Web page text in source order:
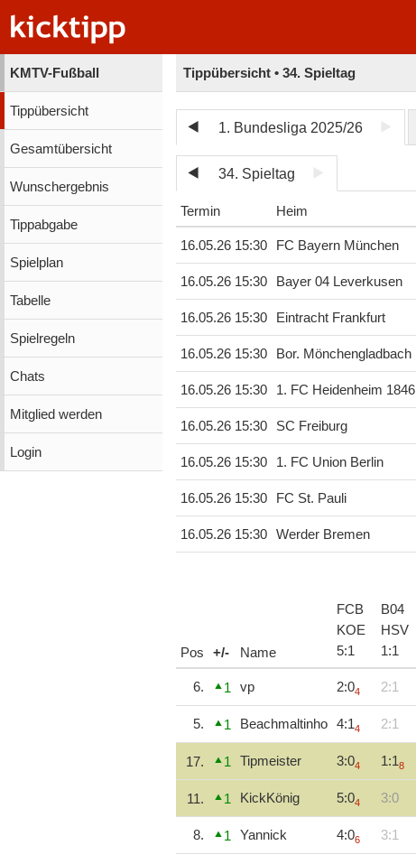
KMTV-Fußball
Tippübersicht
Gesamtübersicht
Wunschergebnis
Tippabgabe
Spielplan
Tabelle
Spielregeln
Chats
Mitglied werden
Login
Tippübersicht • 34. Spieltag
1. Bundesliga 2025/26
34. Spieltag
Termin Heim
16.05.26 15:30 FC Bayern München
16.05.26 15:30 Bayer 04 Leverkusen
16.05.26 15:30 Eintracht Frankfurt
16.05.26 15:30 Bor. Mönchengladbach
16.05.26 15:30 1. FC Heidenheim 1846
16.05.26 15:30 SC Freiburg
16.05.26 15:30 1. FC Union Berlin
16.05.26 15:30 FC St. Pauli
16.05.26 15:30 Werder Bremen
Pos +/- Name
FCB
KOE
5:1
B04
HSV
1:1
6. 1 vp 2:04 2:1
5. 1 Beachmaltinho 4:14 2:1
17. 1 Tipmeister 3:04 1:18
11. 1 KickKönig 5:04 3:0
8. 1 Yannick 4:06 3:1